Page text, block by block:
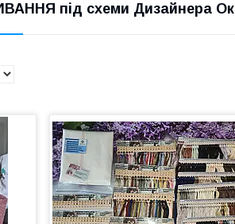
під схеми Дизайнера